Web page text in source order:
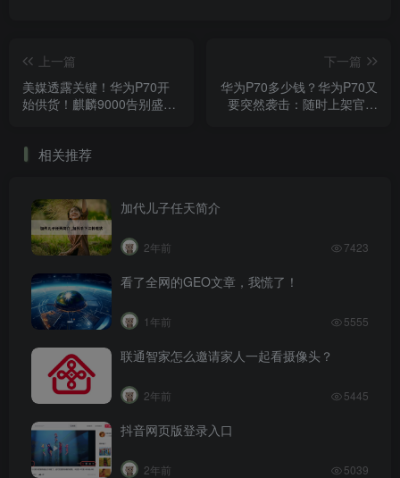
上一篇
美媒透露关键！华为P70开
始供货！麒麟9000告别盛
下一篇
华为P70多少钱？华为P70又
要突然袭击：随时上架官网
相关推荐
加代儿子任天简介
2年前 7423
看了全网的GEO文章，我慌了！
1年前 5555
联通智家怎么邀请家人一起看摄像头？
2年前 5445
抖音网页版登录入口
2年前 5039